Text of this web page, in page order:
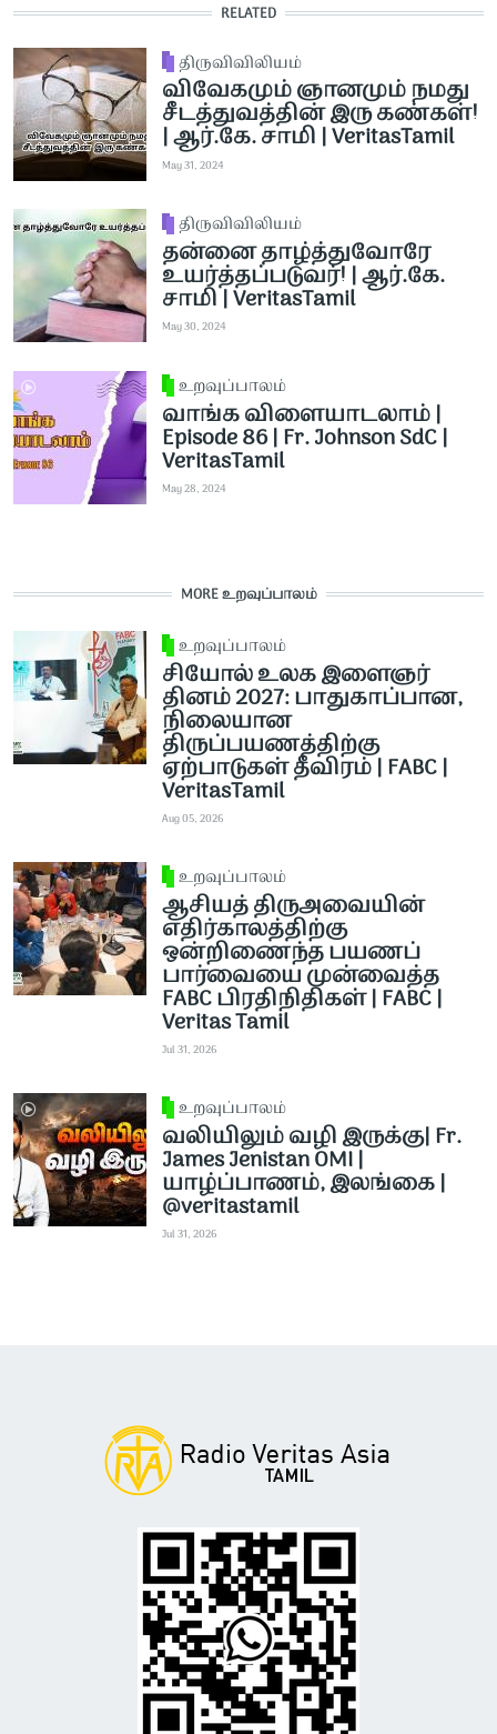
RELATED
திருவிவிலியம்
விவேகமும் ஞானமும் நமது
சீடத்துவத்தின் இரு கண்கள்!
| ஆர்.கே. சாமி | VeritasTamil
May 31, 2024
திருவிவிலியம்
தன்னை தாழ்த்துவோரே
உயர்த்தப்படுவர்! | ஆர்.கே.
சாமி | VeritasTamil
May 30, 2024
உறவுப்பாலம்
வாங்க விளையாடலாம் |
Episode 86 | Fr. Johnson SdC |
VeritasTamil
May 28, 2024
MORE உறவுப்பாலம்
உறவுப்பாலம்
சியோல் உலக இளைஞர்
தினம் 2027: பாதுகாப்பான,
நிலையான
திருப்பயணத்திற்கு
ஏற்பாடுகள் தீவிரம் | FABC |
VeritasTamil
Aug 05, 2026
உறவுப்பாலம்
ஆசியத் திருஅவையின்
எதிர்காலத்திற்கு
ஒன்றிணைந்த பயணப்
பார்வையை முன்வைத்த
FABC பிரதிநிதிகள் | FABC |
Veritas Tamil
Jul 31, 2026
உறவுப்பாலம்
வலியிலும் வழி இருக்கு| Fr.
James Jenistan OMI |
யாழ்ப்பாணம், இலங்கை |
@veritastamil ​
Jul 31, 2026